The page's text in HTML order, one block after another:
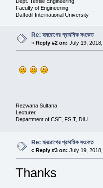
Faculty of Engineering
Daffodil International University
Re: হৃদরোগের প্রাথমিক সংকেত
« Reply #2 on: July 19,
Rezwana Sultana
Lecturer,
Department of CSE, FSIT, DIU.
Re: হৃদরোগের প্রাথমিক সংকেত
« Reply #3 on: July 19,
Thanks